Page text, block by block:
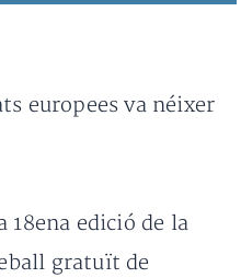
europees va néixer
18ena edició de la
gratuït de